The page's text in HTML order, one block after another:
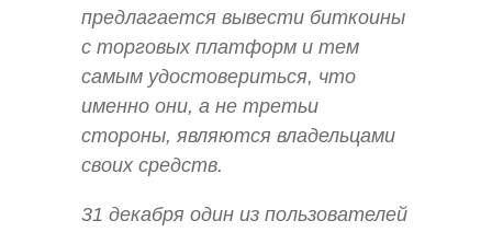
предлагается вывести биткоины
с торговых платформ и тем
самым удостовериться, что
именно они, а не третьи
стороны, являются владельцами
своих средств.
31 декабря один из пользователей